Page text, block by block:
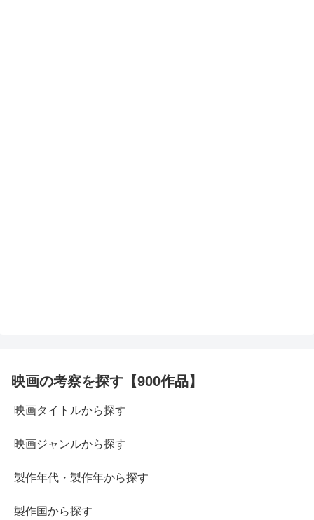
映画の考察を探す【900作品】
映画タイトルから探す
映画ジャンルから探す
製作年代・製作年から探す
製作国から探す